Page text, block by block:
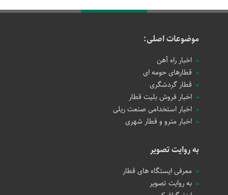
موضوعات اصلی:
اخبار راه آهن
قطارهای حومه ای
قطار گردشگری
اخبار فروش بلیت قطار
اخبار استخدامی صنعت ریلی
اخبار مترو و قطار شهری
به روایت تصویر
معرفی ایستگاه های قطار
به روایت تصویر